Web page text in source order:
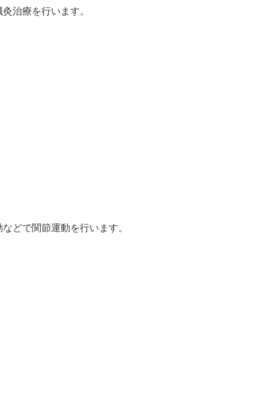
治療を行います。
どで関節運動を行います。